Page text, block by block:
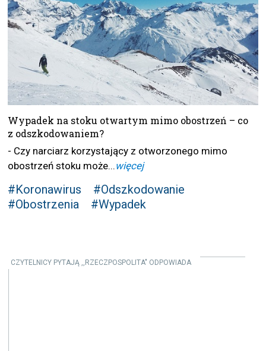
Wypadek na stoku otwartym mimo obostrzeń – co
z odszkodowaniem?
- Czy narciarz korzystający z otworzonego mimo
obostrzeń stoku może... więcej
#Koronawirus
#Odszkodowanie
#Obostrzenia
#Wypadek
CZYTELNICY PYTAJĄ ,,RZECZPOSPOLITA" ODPOWIADA